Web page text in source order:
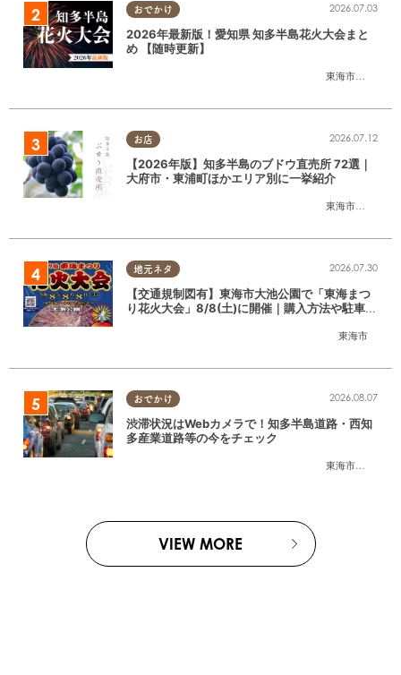
おでかけ
東海市
,大府市
2026.07.03
2026年最新版！愛知県 知多半島花火大会まと
め 【随時更新】
お店
東海市
,大府市
2026.07.12
【2026年版】知多半島のブドウ直売所 72選｜
大府市・東浦町ほかエリア別に一挙紹介
地元ネタ
東海市
2026.07.30
【交通規制図有】東海市大池公園で「東海まつ
り花火大会」8/8(土)に開催｜購入方法や駐車場
おでかけ
東海市
,大府市
2026.08.07
渋滞状況はWebカメラで！知多半島道路・西知
多産業道路等の今をチェック
VIEW MORE